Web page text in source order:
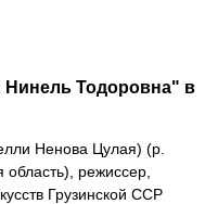
Тодоровна" в
Ненова Цулая) (р.
режиссер,
Грузинской ССР